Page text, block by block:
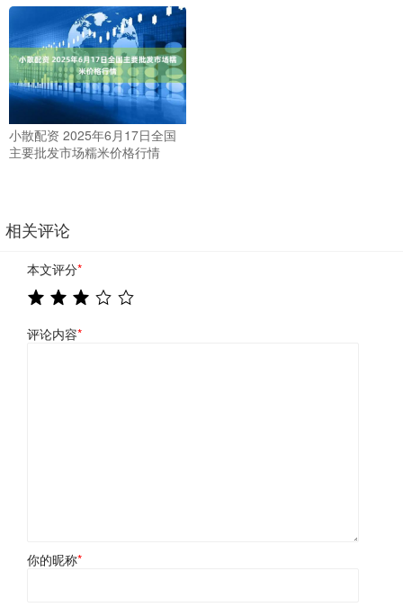
小散配资 2025年6月17日全国
主要批发市场糯米价格行情
相关评论
本文评分*
评论内容*
你的昵称*